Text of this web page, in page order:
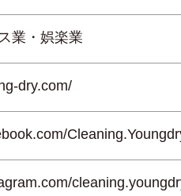
業・娯楽業
dry.com/